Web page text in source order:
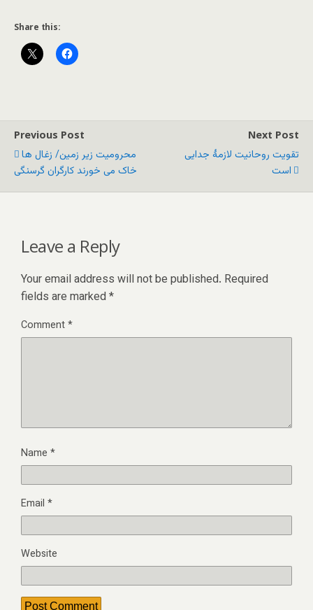
Share this:
Previous Post
محرومیت زیر زمین/ زغال ها
خاک می خورند کارگران گرسنگی
Next Post
تقویت روحانیت لازمۀ جدایی
است
Leave a Reply
Your email address will not be published. Required
fields are marked *
Comment*
Name *
Email *
Website